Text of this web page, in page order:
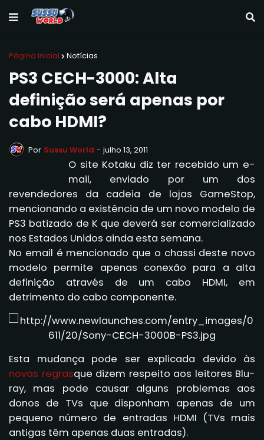
Página inicial Notícias
PS3 CECH-3000: Alta
definição será apenas por
cabo HDMI?
Por Sussu World - julho 13, 2011
O site Kotaku diz ter recebido um e-
mail, enviado por um dos
revendedores da cadeia de lojas GameStop,
mencionando a existência de um novo modelo de
PS3 batizado de K que deverá ser comercializado
nos Estados Unidos ainda esta semana.
No email é mencionado que o chassi deste novo
modelo permite apenas conexão para a alta
definição através de um cabo HDMI, em
detrimento do cabo componente.
Esta mudança pode ser explicada devido às
novas regrasque dizem respeito aos leitores Blu-
ray, mas pode causar alguns problemas aos
donos de TVs que disponham apenas de um
pequeno número de entradas HDMI (TVs mais
antigas têm apenas duas entradas).